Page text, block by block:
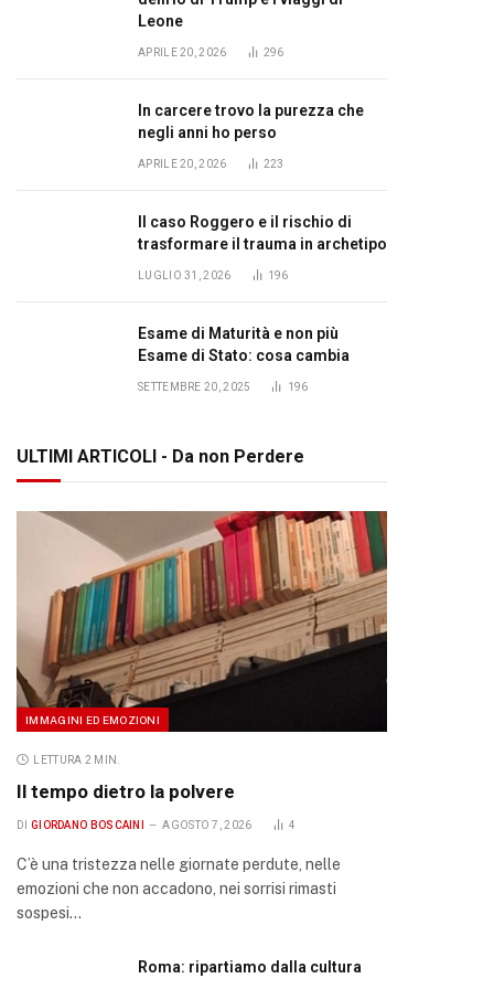
Leone
APRILE 20, 2026 296
In carcere trovo la purezza che
negli anni ho perso
APRILE 20, 2026 223
Il caso Roggero e il rischio di
trasformare il trauma in archetipo
LUGLIO 31, 2026 196
Esame di Maturità e non più
Esame di Stato: cosa cambia
SETTEMBRE 20, 2025 196
ULTIMI ARTICOLI - Da non Perdere
IMMAGINI ED EMOZIONI
LETTURA 2 MIN.
Il tempo dietro la polvere
DI GIORDANO BOSCAINI AGOSTO 7, 2026 4
C’è una tristezza nelle giornate perdute, nelle
emozioni che non accadono, nei sorrisi rimasti
sospesi…
Roma: ripartiamo dalla cultura